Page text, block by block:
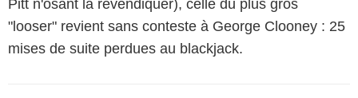
Pitt n'osant la revendiquer), celle du plus gros
"looser" revient sans conteste à George Clooney : 25
mises de suite perdues au blackjack.